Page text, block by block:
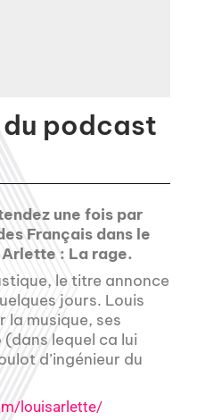
podcast
une fois par
Français dans le
: La rage.
le titre annonce
jours. Louis
la musique, ses
lequel ca lui
d’ingénieur du
louisarlette/